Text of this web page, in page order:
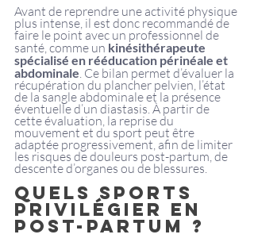
Avant de reprendre une activité physique
plus intense, il est donc recommandé de
faire le point avec un professionnel de
santé, comme un kinésithérapeute
spécialisé en rééducation périnéale et
abdominale. Ce bilan permet d’évaluer la
récupération du plancher pelvien, l’état
de la sangle abdominale et la présence
éventuelle d’un diastasis. À partir de
cette évaluation, la reprise du
mouvement et du sport peut être
adaptée progressivement, afin de limiter
les risques de douleurs post-partum, de
descente d’organes ou de blessures.
Quels sports
privilégier en
post-partum ?